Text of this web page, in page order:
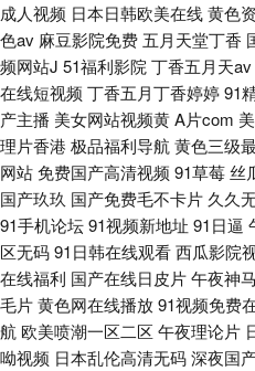
成人视频 日本日韩欧美在线黄色
色av 麻豆影院免费 五月天堂丁香
频网站J 51福利影院 丁香五月天av
在线短视频 丁香五月丁香婷婷91
产主播 美女网站视频黄A片com
理片香港 极品福利导航 黄色三级
网站免费国产高清视频 91草莓丝
国产玖玖 国产免费毛不卡片 久久
91手机论坛91视频新地址 91日逼
区无码91日韩在线观看西瓜影院
在线福利 国产在线日皮片午夜神
毛片黄色网在线播放91视频免费
航 欧美喷潮一区二区 午夜理论片
呦视频 日本乱伦高清无码深夜国